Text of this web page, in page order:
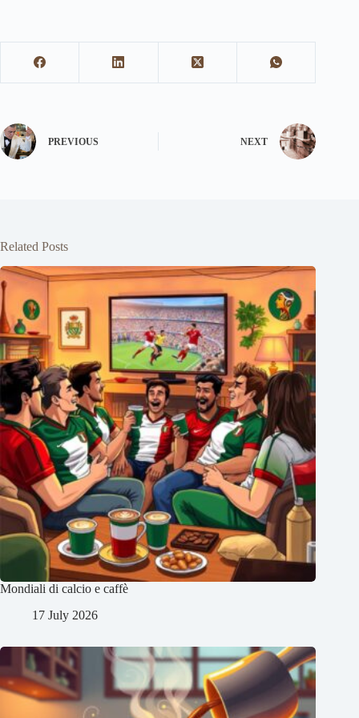
PREVIOUS NEXT
Related Posts
Mondiali di calcio e caffè
17 July 2026